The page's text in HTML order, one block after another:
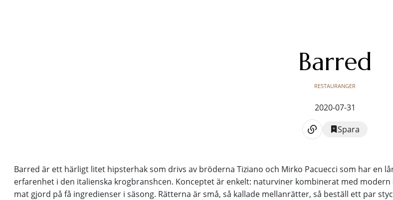
Barred
RESTAURANGER
2020-07-31
Spara
Barred är ett härligt litet hipsterhak som drivs av bröderna Tiziano och Mirko Pacuecci som har en
erfarenhet i den italienska krogbranshcen. Konceptet är enkelt: naturviner kombinerat med modern
mat gjord på få ingredienser i säsong. Rätterna är små, så kallade mellanrätter, så beställ ett par